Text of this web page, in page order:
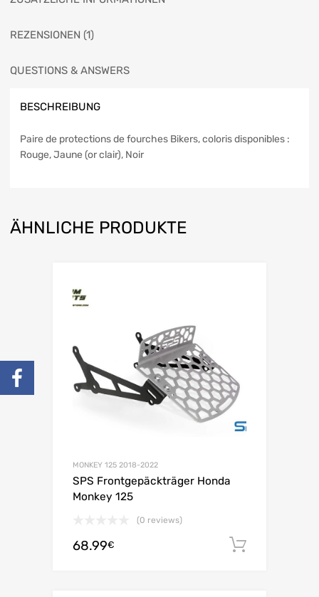
REZENSIONEN (1)
QUESTIONS & ANSWERS
BESCHREIBUNG
Paire de protections de fourches Bikers, coloris disponibles :
Rouge, Jaune (or clair), Noir
ÄHNLICHE PRODUKTE
MONKEY 125 2018-2022
SPS Frontgepäckträger Honda
Monkey 125
(0 reviews)
68.99€